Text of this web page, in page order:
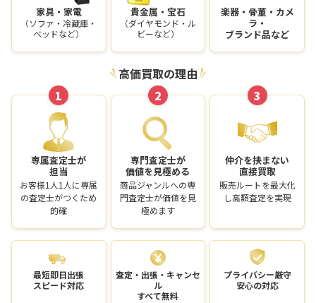
家具・家電
（ソファ・冷蔵庫・
ベッドなど）
貴金属・宝石
（ダイヤモンド・ル
ビーなど）
楽器・骨董・カメ
ラ・
ブランド品など
高価買取の理由
1
専属査定士が
担当
お客様1人1人に専属
の査定士がつくため
的確
2
専門査定士が
価値を見極める
商品ジャンルへの専
門査定士が価値を見
極めます
3
仲介を挟まない
直接買取
販売ルートを最大化
し高額査定を実現
最短即日出張
スピード対応
査定・出張・キャンセ
ル
すべて無料
プライバシー厳守
安心の対応